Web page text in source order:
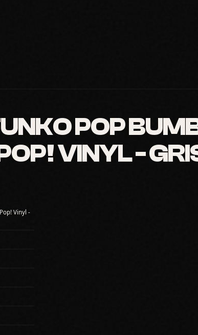
POP
VINYL -
Vinyl -